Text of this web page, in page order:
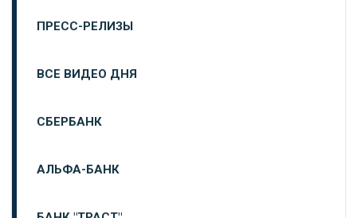
ПРЕСС-РЕЛИЗЫ
ВСЕ ВИДЕО ДНЯ
СБЕРБАНК
АЛЬФА-БАНК